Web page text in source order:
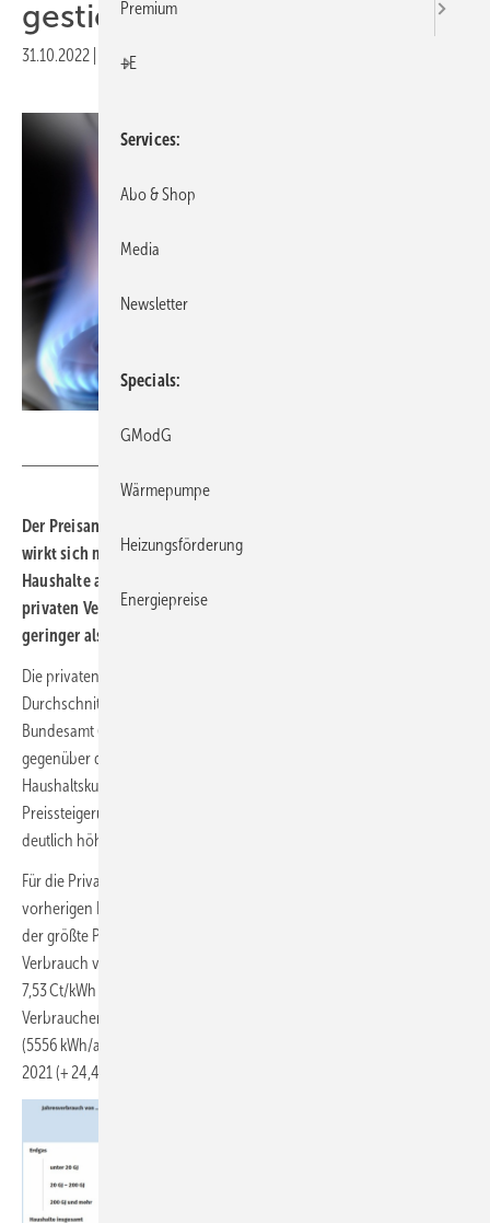
gestiegen
31.10.2022 Druckvorschau
Der Preisanstieg für Erdgas an den Energiebörsen seit Mitte 2020
wirkt sich mittlerweile auch stärker auf die Preise für private
Haushalte aus. Aufgrund der längerfristigen Verträge der
privaten Verbraucher sind die Preissteigerungen aber noch
geringer als für Nicht-Haushalte.
Die privaten Haushalte in Deutschland haben im 1. Halbjahr 2022 im
Durchschnitt 8,04 Ct/kWh für Erdgas gezahlt. Wie das Statistische
Bundesamt (
gegenüber dem 2. Halbjahr 2021 um 17,7 %. Bei den Nicht-
Haushaltskunden, also vor allem Unternehmen und Behörden, fiel die
Preissteigerung für Gas mit + 38,9 % im Vergleich zum 2. Halbjahr 2021
deutlich höher aus.
Für die Privathaushalte waren im 1. Halbjahr 2021 im Vergleich zum
vorherigen Halbjahr die Kosten für Energie und Vertrieb mit + 30,5 %
der größte Preistreiber. Insbesondere die Haushalte mit einem
Verbrauch von mehr als 200 GJ/a (55 556 kWh/a) zahlten mit
7,53 Ct/kWh 26,6 % mehr als im 2. Halbjahr 2021. Aber auch die kleinen
Verbraucher mit einem Jahresverbrauch von weniger als 20 GJ/a
(5556 kWh/a) zahlten mit 11,27 Ct/kWh deutlich mehr als im 2. Halbjahr
2021 (+ 24,4 %).
Premium
+E
Services
Abo & Shop
Media
Newsletter
Specials
GModG
Wärmepumpe
Heizungsförderung
Energiepreise